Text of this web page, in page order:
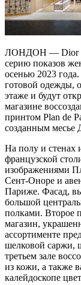
ЛОНДОН — Dior
серию показов
осенью 2023
готовой одежды,
этаже и будут
магазине
принтом Plan de
созданным месье
На полу и стенах
французской
изображениями
Сент-Оноре и
Париже. Фасад,
большой
полками. Второе
магазин,
ассортименте
шелковой саржи,
третьем зале
из кожи, а также
калейдоскопе